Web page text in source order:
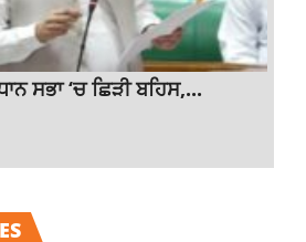
ਸਭਾ ‘ਚ ਛਿੜੀ ਬਹਿਸ,...